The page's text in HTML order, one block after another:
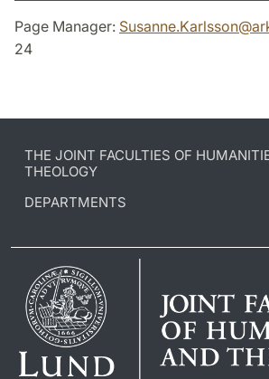
Page Manager: Susanne.Karlsson@
24
THE JOINT FACULTIES OF
THEOLOGY
DEPARTMENTS